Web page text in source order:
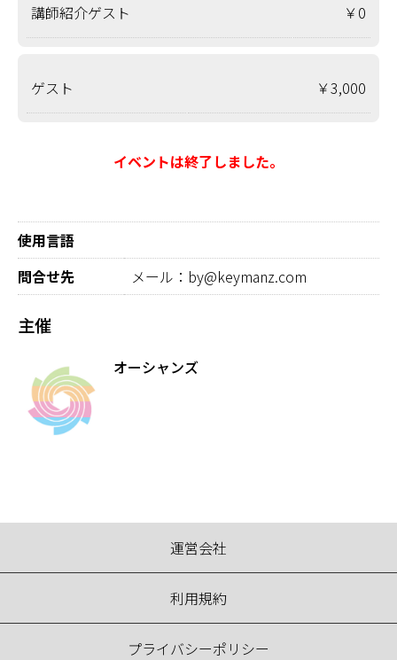
講師紹介ゲスト ￥0
ゲスト ￥3,000
イベントは終了しました。
使用言語
問合せ先
メール：by@keymanz.com
主催
オーシャンズ
運営会社
利用規約
プライバシーポリシー